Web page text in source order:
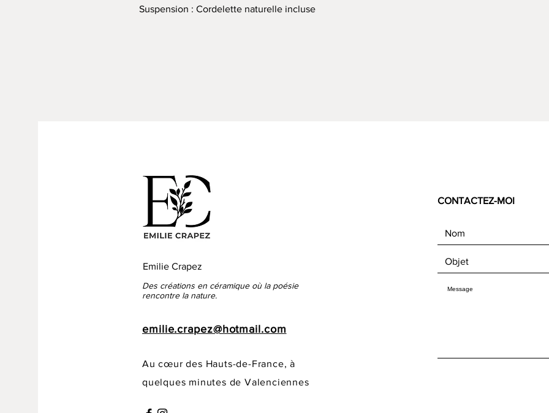
Suspension : Cordelette naturelle incluse
Emilie Crapez
Des créations en céramique où la poésie
rencontre la nature.
emilie.crapez@hotmail.com
Au cœur des Hauts-de-France, à
quelques minutes de Valenciennes
CONTACTEZ-MOI